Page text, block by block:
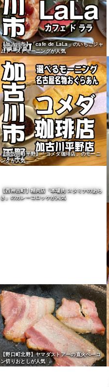
【加古川市】「cafe de LaLa」のいちごジャ
ムトーストモーニングが人気
【加古川町平野】「コメダ珈琲店」のモーニ
ングが人気
【西神吉町】精肉店「本場肉 スタミナのあら
き」のカレーコロッケが人気